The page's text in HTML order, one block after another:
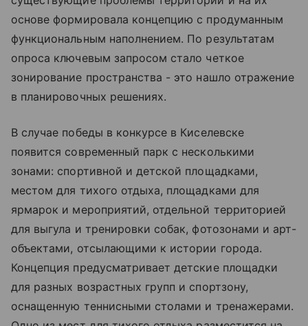
основе формировала концепцию с продуманным
функциональным наполнением. По результатам
опроса ключевым запросом стало четкое
зонирование пространства - это нашло отражение
в планировочных решениях.
В случае победы в конкурсе в Киселевске
появится современный парк с несколькими
зонами: спортивной и детской площадками,
местом для тихого отдыха, площадками для
ярмарок и мероприятий, отдельной территорией
для выгула и тренировки собак, фотозонами и арт-
объектами, отсылающими к истории города.
Концепция предусматривает детские площадки
для разных возрастных групп и спортзону,
оснащенную теннисными столами и тренажерами.